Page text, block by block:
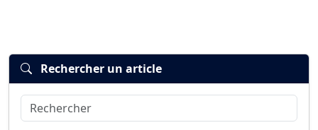
Connexion
Rechercher un article
Rechercher